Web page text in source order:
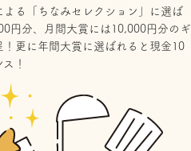
よる「ちなみセレクション」に選ば
円分、月間大賞には10,000円分のギ
！更に年間大賞に選ばれると現金10
！